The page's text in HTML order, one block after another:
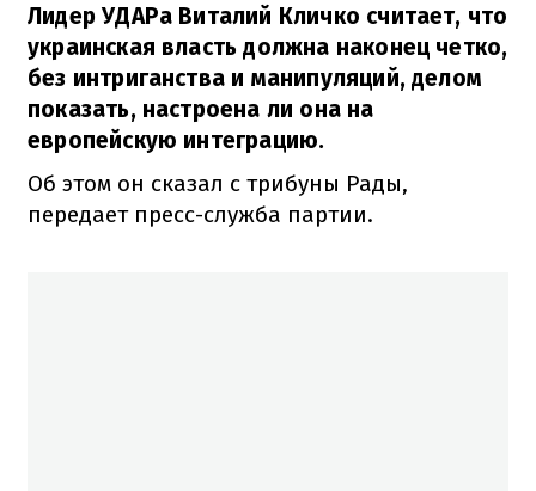
Лидер УДАРа Виталий Кличко считает, что
украинская власть должна наконец четко,
без интриганства и манипуляций, делом
показать, настроена ли она на
европейскую интеграцию.
Об этом он сказал с трибуны Рады,
передает пресс-служба партии.